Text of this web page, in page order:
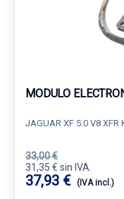
MODULO
JAGUAR XF 5.0 V8 XFR
33,00 €
31,35 € sin IVA.
37,93 € (IVA incl.)